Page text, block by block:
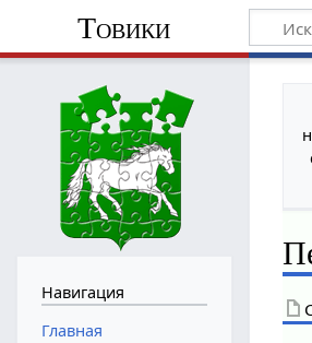
Товики
Навигация
Главная